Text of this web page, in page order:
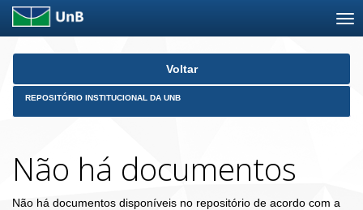
Skip
Voltar
REPOSITÓRIO INSTITUCIONAL DA UNB
Não há documentos
Não há documentos disponíveis no repositório de acordo com a